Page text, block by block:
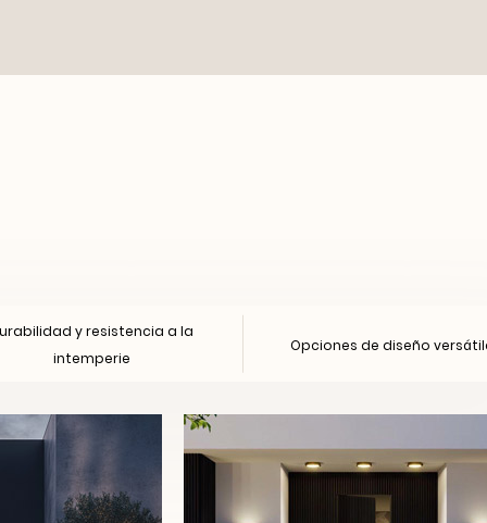
y resistencia a la
intemperie
Opciones de diseño